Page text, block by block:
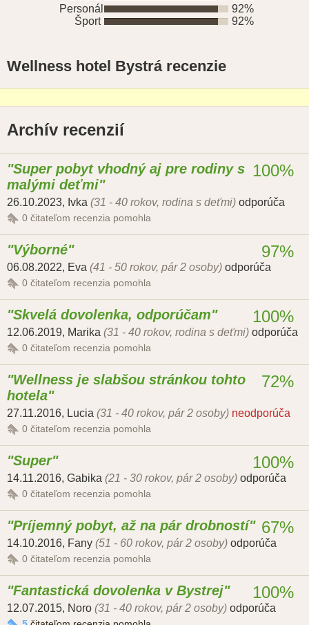
Personál
92%
Šport
92%
Wellness hotel Bystrá recenzie
Archív recenzií
Super pobyt vhodný aj pre rodiny s
malými deťmi
26.10.2023, Ivka (31 - 40 rokov, rodina s deťmi) odporúča
0 čitateľom recenzia pomohla
100%
Výborné
06.08.2022, Eva (41 - 50 rokov, pár 2 osoby) odporúča
0 čitateľom recenzia pomohla
97%
Skvelá dovolenka, odporúčam
12.06.2019, Marika (31 - 40 rokov, rodina s deťmi) odporúča
0 čitateľom recenzia pomohla
100%
Wellness je slabšou stránkou tohto
hotela
27.11.2016, Lucia (31 - 40 rokov, pár 2 osoby) neodporúča
0 čitateľom recenzia pomohla
72%
Super
14.11.2016, Gabika (21 - 30 rokov, pár 2 osoby) odporúča
0 čitateľom recenzia pomohla
100%
Príjemný pobyt, až na pár drobností
14.10.2016, Fany (51 - 60 rokov, pár 2 osoby) odporúča
0 čitateľom recenzia pomohla
67%
Fantastická dovolenka v Bystrej
12.07.2015, Noro (31 - 40 rokov, pár 2 osoby) odporúča
100%